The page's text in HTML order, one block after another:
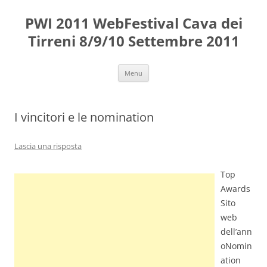
contenuto
PWI 2011 WebFestival Cava dei
Tirreni 8/9/10 Settembre 2011
Menu
I vincitori e le nomination
Lascia una risposta
Top
Awards
Sito
web
dell’ann
oNomin
ation